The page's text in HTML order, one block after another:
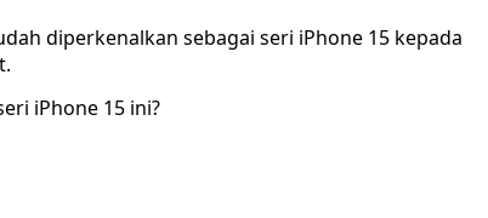
diperkenalkan sebagai seri iPhone 15 kepada
iPhone 15 ini?